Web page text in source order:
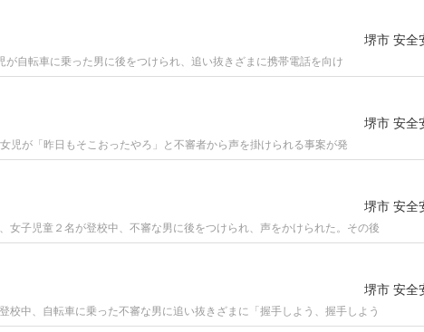
堺市 安全
自転車に乗った男に後をつけられ、追い抜きざまに携帯電話を向け
堺市 安全
が「昨日もそこおったやろ」と不審者から声を掛けられる事案が発
堺市 安全
子児童２名が登校中、不審な男に後をつけられ、声をかけられた。その後
堺市 安全
中、自転車に乗った不審な男に追い抜きざまに「握手しよう、握手しよう